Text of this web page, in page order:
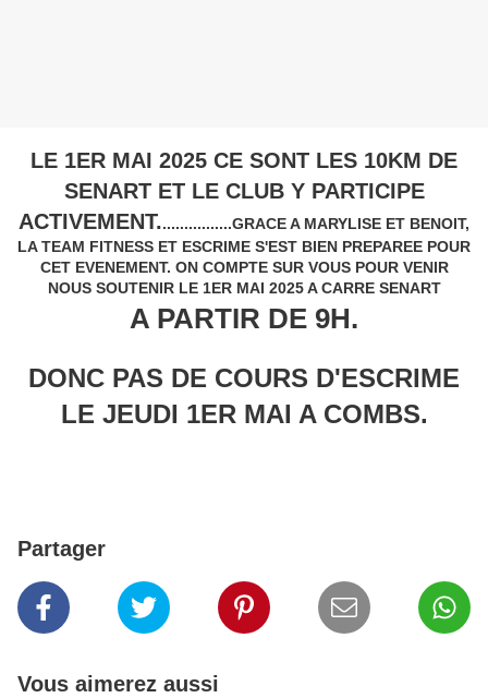
LE 1ER MAI 2025 CE SONT LES 10KM DE
SENART ET LE CLUB Y PARTICIPE
ACTIVEMENT.................GRACE A MARYLISE ET BENOIT,
LA TEAM FITNESS ET ESCRIME S'EST BIEN PREPAREE POUR
CET EVENEMENT. ON COMPTE SUR VOUS POUR VENIR
NOUS SOUTENIR LE 1ER MAI 2025 A CARRE SENART
A PARTIR DE 9H.
DONC PAS DE COURS D'ESCRIME
LE JEUDI 1ER MAI A COMBS.
Partager
Vous aimerez aussi